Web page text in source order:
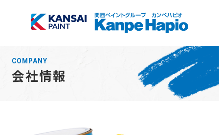
TOP
商品検索
COMPANY
会社情報